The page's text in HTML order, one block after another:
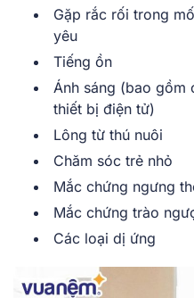
Gặp rắc rối trong
yêu
Tiếng ồn
Ánh sáng (bao gồm
thiết bị điện tử)
Lông từ thú nuôi
Chăm sóc trẻ nhỏ
Mắc chứng ngưng
Mắc chứng trào
Các loại dị ứng